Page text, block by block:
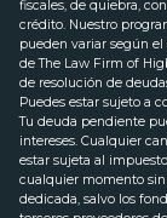
fiscales, de quiebra,
crédito. Nuestro
pueden variar según
de The Law Firm of
de resolución de
Puedes estar sujeto a
Tu deuda pendiente
intereses. Cualquier
estar sujeta al
cualquier momento
dedicada, salvo los